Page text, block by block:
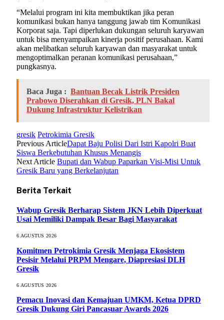
“Melalui program ini kita membuktikan jika peran
komunikasi bukan hanya tanggung jawab tim Komunikasi
Korporat saja. Tapi diperlukan dukungan seluruh karyawan
untuk bisa menyampaikan kinerja positif perusahaan. Kami
akan melibatkan seluruh karyawan dan masyarakat untuk
mengoptimalkan peranan komunikasi perusahaan,”
pungkasnya.
Baca Juga : Bantuan Becak Listrik Presiden
Prabowo Diserahkan di Gresik, PLN Bakal
Dukung Infrastruktur Kelistrikan
gresik Petrokimia Gresik
Previous ArticleDapat Baju Polisi Dari Istri Kapolri Buat
Siswa Berkebutuhan Khusus Menangis
Next Article Bupati dan Wabup Paparkan Visi-Misi Untuk
Gresik Baru yang Berkelanjutan
Berita Terkait
Wabup Gresik Berharap Sistem JKN Lebih Diperkuat
Usai Memiliki Dampak Besar Bagi Masyarakat
6 AGUSTUS 2026
Komitmen Petrokimia Gresik Menjaga Ekosistem
Pesisir Melalui PRPM Mengare, Diapresiasi DLH
Gresik
6 AGUSTUS 2026
Pemacu Inovasi dan Kemajuan UMKM, Ketua DPRD
Gresik Dukung Giri Pancasuar Awards 2026